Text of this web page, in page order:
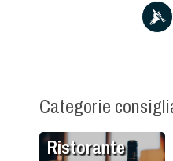
Categorie
Ristorante